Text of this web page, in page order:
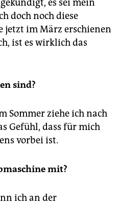
es sei mein
doch noch diese
jetzt im März erschienen
ist es wirklich das
sind?
Sommer ziehe ich nach
Gefühl, dass für mich
vorbei ist.
mit?
ich an der